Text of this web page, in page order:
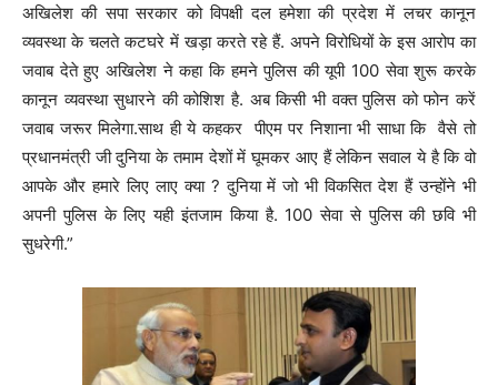
अखिलेश की सपा सरकार को विपक्षी दल हमेशा की प्रदेश में लचर कानून
व्यवस्था के चलते कटघरे में खड़ा करते रहे हैं. अपने विरोधियों के इस आरोप का
जवाब देते हुए अखिलेश ने कहा कि हमने पुलिस की यूपी 100 सेवा शुरू करके
कानून व्यवस्था सुधारने की कोशिश है. अब किसी भी वक्त पुलिस को फोन करें
जवाब जरूर म‌िलेगा.साथ ही ये कहकर पीएम पर निशाना भी साधा कि वैसे तो
प्रधानमंत्री जी दुनिया के तमाम देशों में घूमकर आए हैं लेकिन सवाल ये है कि वो
आपके और हमारे लिए लाए क्या ? दुनिया में जो भी विकसित देश हैं उन्होंने भी
अपनी पुलिस के लिए यही इंतजाम किया है. 100 सेवा से पुलिस की छवि भी
सुधरेगी.”